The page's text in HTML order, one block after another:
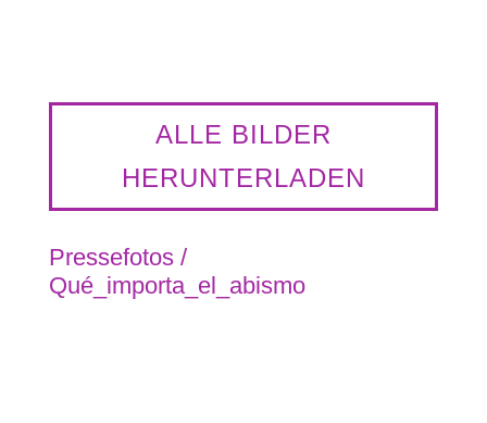
ALLE BILDER
HERUNTERLADEN
Pressefotos /
Qué_importa_el_abismo